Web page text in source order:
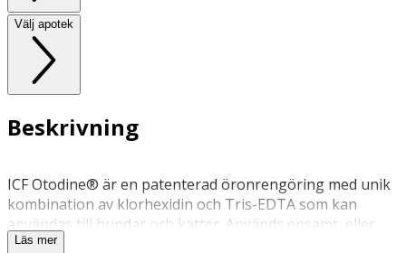
Välj apotek
Beskrivning
ICF Otodine® är en patenterad öronrengöring med unik
kombination av klorhexidin och Tris-EDTA som kan
användas till hundar och katter. Används ensamt, eller
som komplement till medicinsk behandling vid
Läs mer